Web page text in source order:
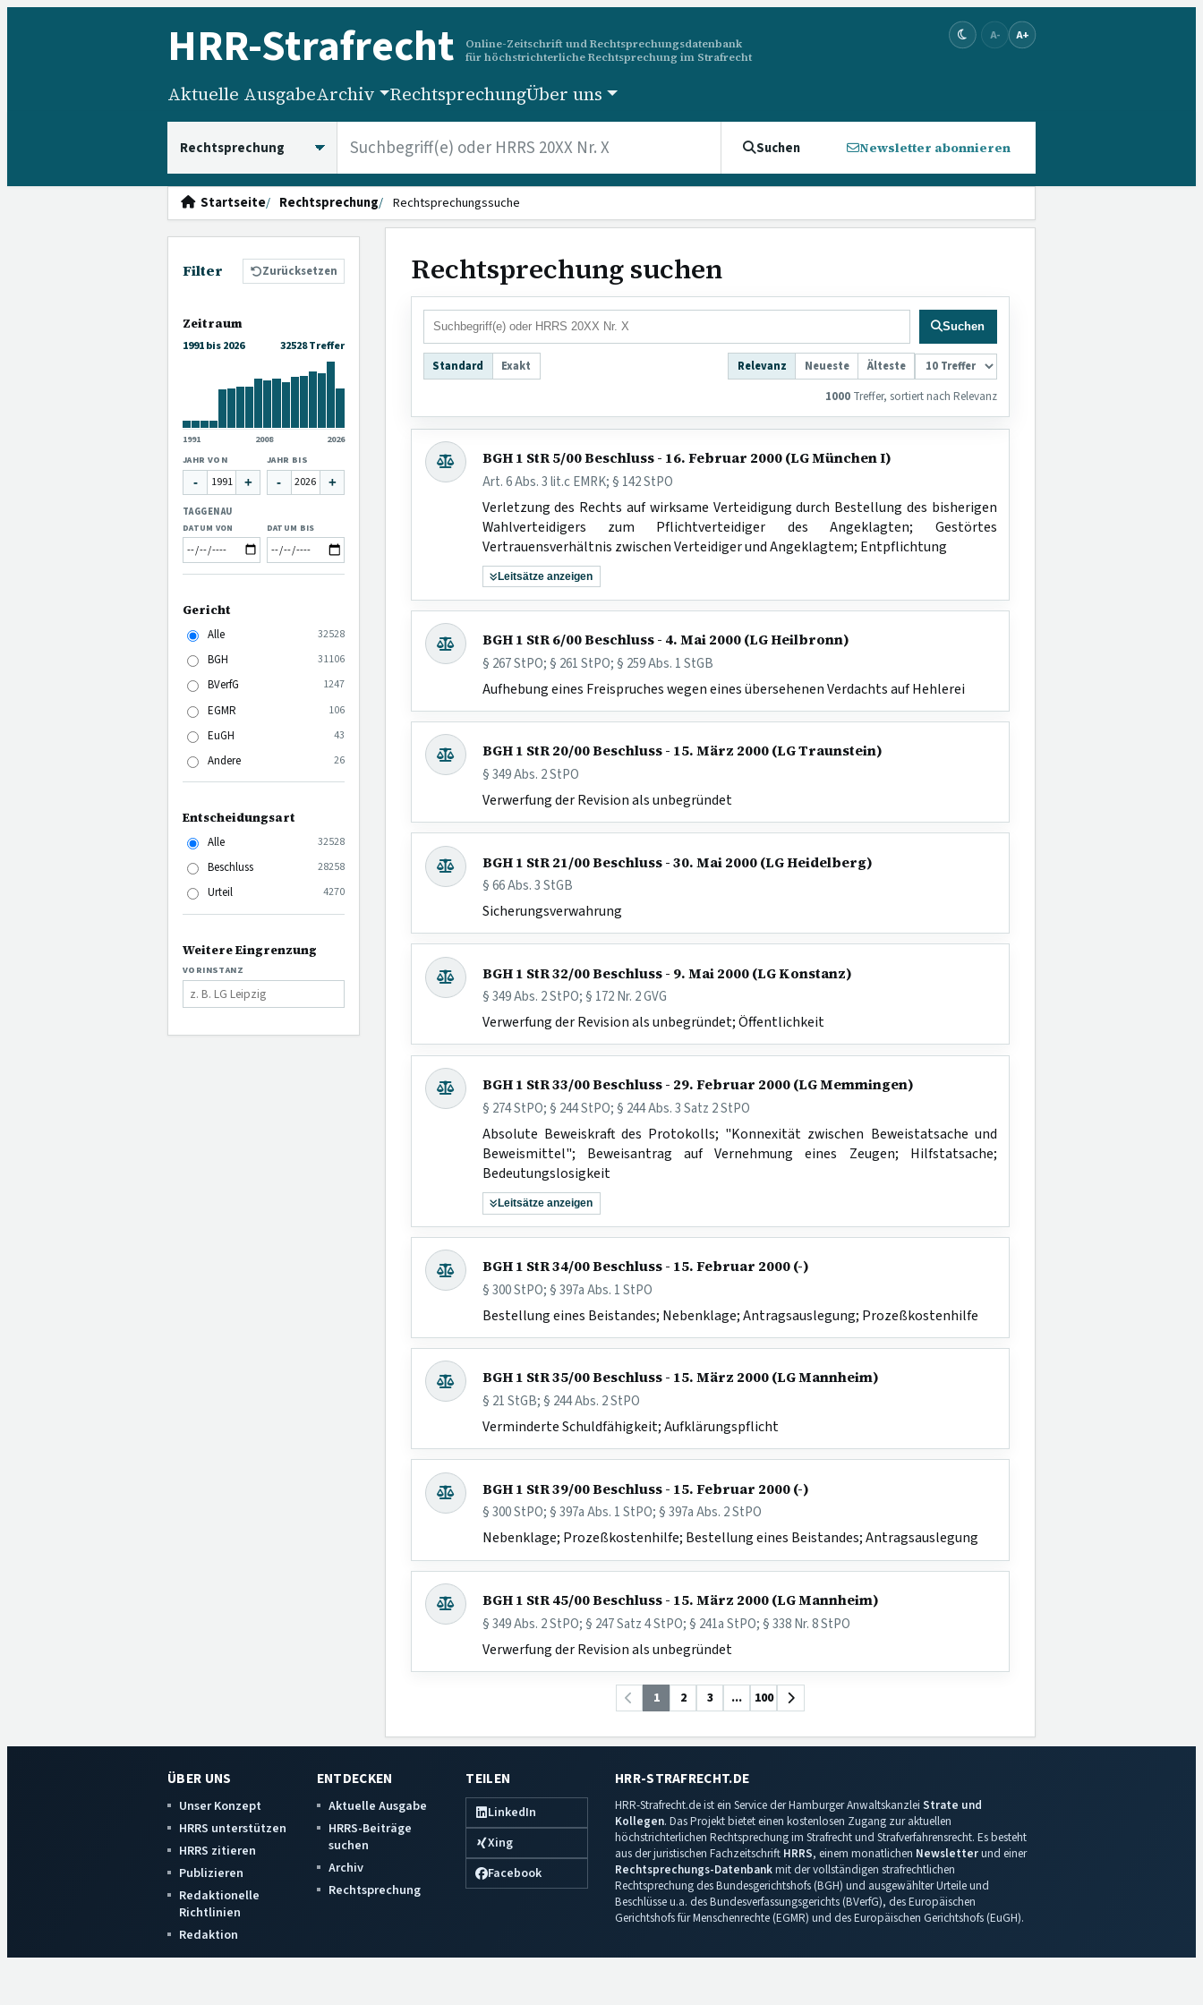
HRR-Strafrecht
Online-Zeitschrift und Rechtsprechungsdatenbank
für höchstrichterliche Rechtsprechung im Strafrecht
A- A+
Aktuelle AusgabeArchiv RechtsprechungÜber uns
Suchen Newsletter abonnieren
Startseite Rechtsprechung Rechtsprechungssuche
Filter Zurücksetzen
Zeitraum
1991 bis 2026 32528 Treffer
1991 2008 2026
JAHR VON
- +
JAHR BIS
- +
TAGGENAU
DATUM VON DATUM BIS
Gericht
Alle
32528
BGH 31106
BVerfG 1247
EGMR 106
EuGH 43
Andere 26
Entscheidungsart
Alle
32528
Beschluss 28258
Urteil 4270
Weitere Eingrenzung
VORINSTANZ
Rechtsprechung suchen
Suchen
Standard Exakt Relevanz Neueste
Älteste
1000Treffer, sortiert nach Relevanz
BGH 1 StR 5/00 Beschluss - 16. Februar 2000 (LG München I)
Art. 6 Abs. 3 lit.c EMRK; § 142 StPO
Verletzung des Rechts auf wirksame Verteidigung durch Bestellung des bisherigen
Wahlverteidigers zum Pflichtverteidiger des Angeklagten; Gestörtes
Vertrauensverhältnis zwischen Verteidiger und Angeklagtem; Entpflichtung
Leitsätze anzeigen
BGH 1 StR 6/00 Beschluss - 4. Mai 2000 (LG Heilbronn)
§ 267 StPO; § 261 StPO; § 259 Abs. 1 StGB
Aufhebung eines Freispruches wegen eines übersehenen Verdachts auf Hehlerei
BGH 1 StR 20/00 Beschluss - 15. März 2000 (LG Traunstein)
§ 349 Abs. 2 StPO
Verwerfung der Revision als unbegründet
BGH 1 StR 21/00 Beschluss - 30. Mai 2000 (LG Heidelberg)
§ 66 Abs. 3 StGB
Sicherungsverwahrung
BGH 1 StR 32/00 Beschluss - 9. Mai 2000 (LG Konstanz)
§ 349 Abs. 2 StPO; § 172 Nr. 2 GVG
Verwerfung der Revision als unbegründet; Öffentlichkeit
BGH 1 StR 33/00 Beschluss - 29. Februar 2000 (LG Memmingen)
§ 274 StPO; § 244 StPO; § 244 Abs. 3 Satz 2 StPO
Absolute Beweiskraft des Protokolls; "Konnexität zwischen Beweistatsache und
Beweismittel"; Beweisantrag auf Vernehmung eines Zeugen; Hilfstatsache;
Bedeutungslosigkeit
Leitsätze anzeigen
BGH 1 StR 34/00 Beschluss - 15. Februar 2000 (-)
§ 300 StPO; § 397a Abs. 1 StPO
Bestellung eines Beistandes; Nebenklage; Antragsauslegung; Prozeßkostenhilfe
BGH 1 StR 35/00 Beschluss - 15. März 2000 (LG Mannheim)
§ 21 StGB; § 244 Abs. 2 StPO
Verminderte Schuldfähigkeit; Aufklärungspflicht
BGH 1 StR 39/00 Beschluss - 15. Februar 2000 (-)
§ 300 StPO; § 397a Abs. 1 StPO; § 397a Abs. 2 StPO
Nebenklage; Prozeßkostenhilfe; Bestellung eines Beistandes; Antragsauslegung
BGH 1 StR 45/00 Beschluss - 15. März 2000 (LG Mannheim)
§ 349 Abs. 2 StPO; § 247 Satz 4 StPO; § 241a StPO; § 338 Nr. 8 StPO
Verwerfung der Revision als unbegründet
1 2 3 ... 100
ÜBER UNS
Unser Konzept
HRRS unterstützen
HRRS zitieren
Publizieren
Redaktionelle
Richtlinien
Redaktion
ENTDECKEN
Aktuelle Ausgabe
HRRS-Beiträge
suchen
Archiv
Rechtsprechung
TEILEN
LinkedIn
Xing
Facebook
HRR-STRAFRECHT.DE
HRR-Strafrecht.de ist ein Service der Hamburger Anwaltskanzlei Strate und
Kollegen. Das Projekt bietet einen kostenlosen Zugang zur aktuellen
höchstrichterlichen Rechtsprechung im Strafrecht und Strafverfahrensrecht. Es besteht
aus der juristischen Fachzeitschrift HRRS, einem monatlichen Newsletterund einer
Rechtsprechungs-Datenbankmit der vollständigen strafrechtlichen
Rechtsprechung des Bundesgerichtshofs (BGH) und ausgewählter Urteile und
Beschlüsse u.a. des Bundesverfassungsgerichts (BVerfG), des Europäischen
Gerichtshofs für Menschenrechte (EGMR) und des Europäischen Gerichtshofs (EuGH).